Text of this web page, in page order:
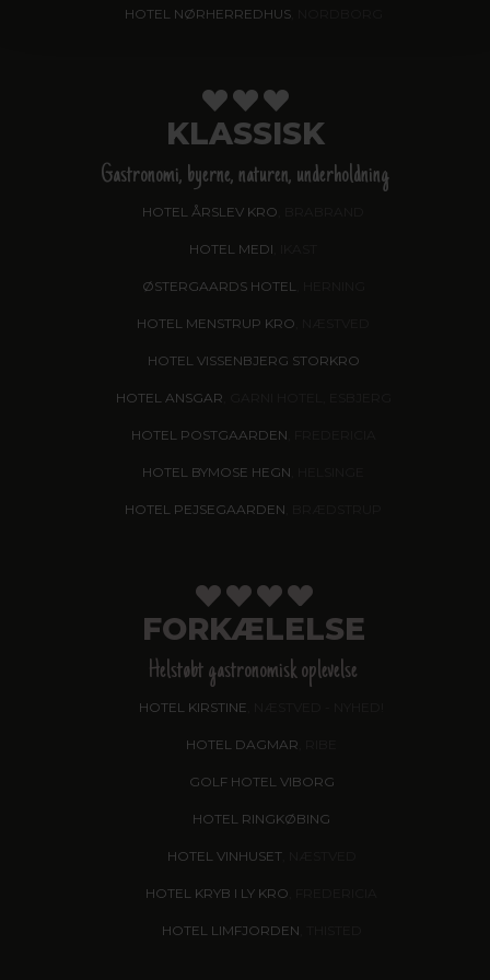
HOTEL NØRHERREDHUS, NORDBORG
KLASSISK
Gastronomi, byerne, naturen, underholdning
HOTEL ÅRSLEV KRO
HOTEL MEDI
ØSTERGAARDS HOTEL, HERNING
HOTEL MENSTRUP KRO
HOTEL VISSENBJERG STORKRO
HOTEL ANSGAR
HOTEL POSTGAARDEN
HOTEL BYMOSE HEGN
HOTEL PEJSEGAARDEN
FORKÆLELSE
Helstøbt gastronomisk oplevelse
HOTEL KIRSTINE
HOTEL DAGMAR
GOLF HOTEL VIBORG
HOTEL RINGKØBING
HOTEL VINHUSET, NÆSTVED
HOTEL KRYB I LY KRO
HOTEL LIMFJORDEN